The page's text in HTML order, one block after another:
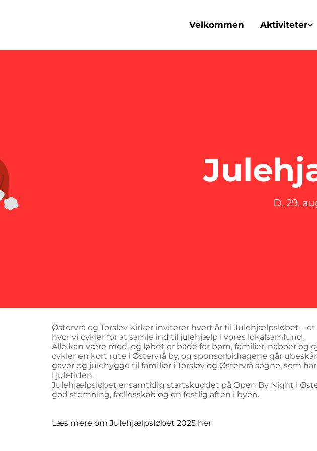
Velkommen Aktiviteter
D. 29.
Østervrå og Torslev Kirker inviterer hvert år til Julehjælpsløbet –
hvor vi cykler for at samle ind til julehjælp i vores lokalsamfund.
Alle kan være med, og løbet er både for børn, familier, naboer og
cykler en kort rute i Østervrå by, og sponsorbidragene går
gaver og julehygge til familier i Torslev og Østervrå sogne, som
i juletiden.
Julehjælpsløbet er samtidig startskuddet på Open By Night i
god stemning, fællesskab og en festlig aften i byen.
Læs mere om Julehjælpsløbet 2025 her